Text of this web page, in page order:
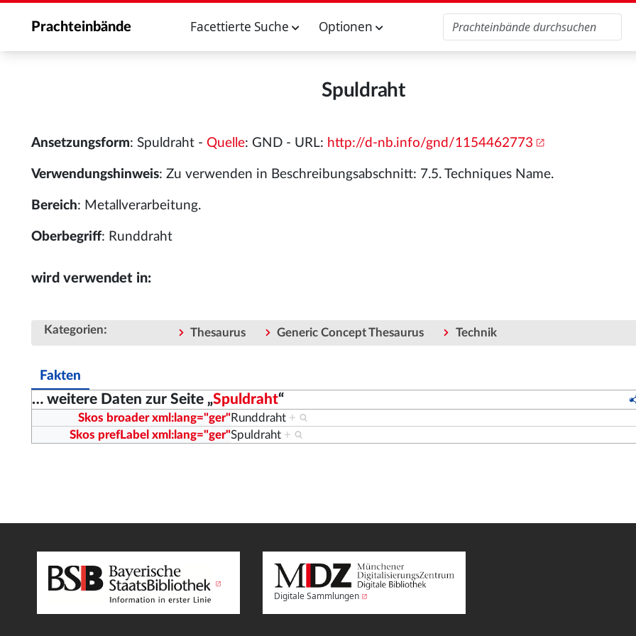
Prachteinbände Facettierte Suche Optionen
Spuldraht
Ansetzungsform: Spuldraht - Quelle: GND - URL: http://d-nb.info/gnd/1154462773
Verwendungshinweis: Zu verwenden in Beschreibungsabschnitt: 7.5. Techniques Name.
Bereich: Metallverarbeitung.
Oberbegriff: Runddraht
wird verwendet in:
Kategorien: Thesaurus Generic Concept Thesaurus Technik
Fakten
… weitere Daten zur Seite „Spuldraht“
Skos broader xml:lang="ger"Runddraht +
Skos prefLabel xml:lang="ger"Spuldraht +
Digitale Sammlungen